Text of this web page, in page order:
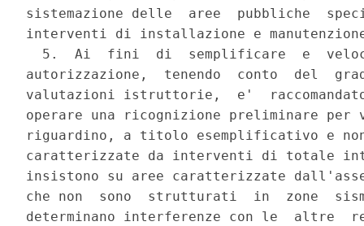
sistemazione delle  aree  pubbliche
interventi di installazione e
5.  Ai  fini  di  semplificare  e
autorizzazione,  tenendo  conto  del
valutazioni istruttorie,  e'
operare una ricognizione preliminare
riguardino, a titolo esemplificativo e
caratterizzate da interventi di totale
insistono su aree caratterizzate
che non  sono  strutturati  in  zone
determinano interferenze con le  altre